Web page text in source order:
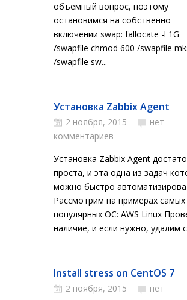
объемный вопрос, поэтому
остановимся на собственно
включении swap: fallocate -l 1G
/swapfile chmod 600 /swapfile
/swapfile sw...
Установка Zabbix Agent
2 ноября, 2015
нет
комментариев
Установка Zabbix Agent
проста, и эта одна из задач
можно быстро
Рассмотрим на примерах самых
популярных ОС: AWS Linux
наличие, и если нужно, удалим
Install stress on CentOS 7
2 ноября, 2015
нет